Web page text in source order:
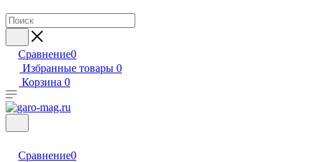
Сравнение0
Избранные товары 0
Корзина 0
Сравнение0